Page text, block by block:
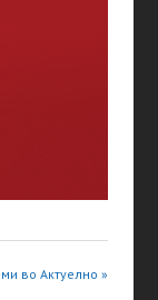
во Актуелно »